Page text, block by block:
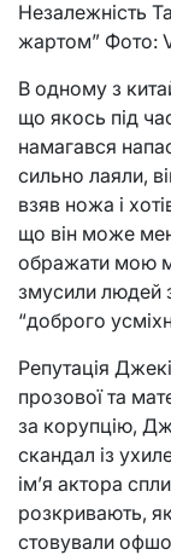
Незалежність
жартом” Фото:
В одному з
що якось під
намагався
сильно лаяли,
взяв ножа і
що він може
ображати мою
змусили людей
“доброго
Репутація
прозової та
за корупцію,
скандал із
ім’я актора
розкривають,
стовували